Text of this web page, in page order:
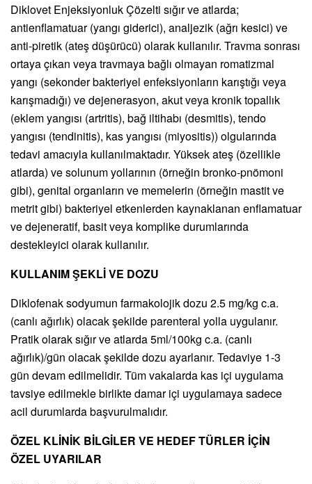
Diklovet Enjeksiyonluk Çözelti sığır ve atlarda;
antienflamatuar (yangı giderici), analjezik (ağrı kesici) ve
anti-piretik (ateş düşürücü) olarak kullanılır. Travma sonrası
ortaya çıkan veya travmaya bağlı olmayan romatizmal
yangı (sekonder bakteriyel enfeksiyonların karıştığı veya
karışmadığı) ve dejenerasyon, akut veya kronik topallık
(eklem yangısı (artritis), bağ iltihabı (desmitis), tendo
yangısı (tendinitis), kas yangısı (miyositis)) olgularında
tedavi amacıyla kullanılmaktadır. Yüksek ateş (özellikle
atlarda) ve solunum yollarının (örneğin bronko-pnömoni
gibi), genital organların ve memelerin (örneğin mastit ve
metrit gibi) bakteriyel etkenlerden kaynaklanan enflamatuar
ve dejeneratif, basit veya komplike durumlarında
destekleyici olarak kullanılır.
KULLANIM ŞEKLİ VE DOZU
Diklofenak sodyumun farmakolojik dozu 2.5 mg/kg c.a.
(canlı ağırlık) olacak şekilde parenteral yolla uygulanır.
Pratik olarak sığır ve atlarda 5ml/100kg c.a. (canlı
ağırlık)/gün olacak şekilde dozu ayarlanır. Tedaviye 1-3
gün devam edilmelidir. Tüm vakalarda kas içi uygulama
tavsiye edilmekle birlikte damar içi uygulamaya sadece
acil durumlarda başvurulmalıdır.
ÖZEL KLİNİK BİLGİLER VE HEDEF TÜRLER İÇİN
ÖZEL UYARILAR